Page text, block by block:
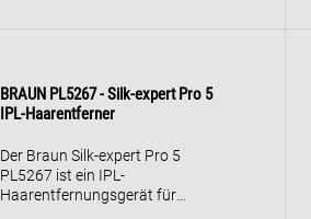
BRAUN PL5267 - Silk-expert Pro 5
IPL-Haarentferner
Der Braun Silk-expert Pro 5
PL5267 ist ein IPL-
Haarentfernungsgerät für